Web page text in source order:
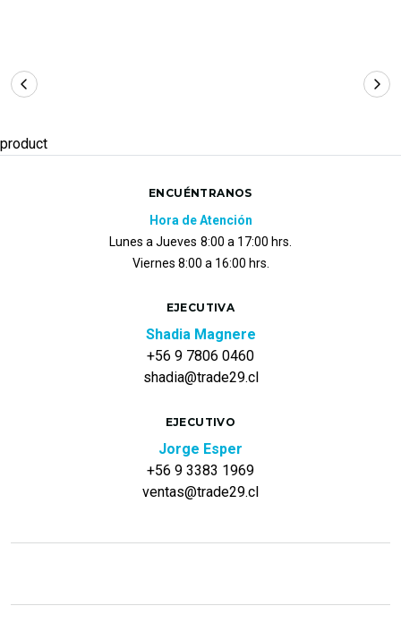
product
ENCUÉNTRANOS
Hora de Atención
Lunes a Jueves 8:00 a 17:00 hrs.
Viernes 8:00 a 16:00 hrs.
EJECUTIVA
Shadia Magnere
+56 9 7806 0460
shadia@trade29.cl
EJECUTIVO
Jorge Esper
+56 9 3383 1969
ventas@trade29.cl